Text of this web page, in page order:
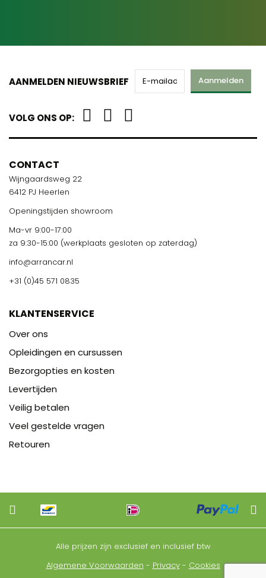
AANMELDEN NIEUWSBRIEF Aanmelden
VOLG ONS OP:
CONTACT
Wijngaardsweg 22
6412 PJ Heerlen
Openingstijden showroom
Ma-vr 9:00-17:00
za 9:30-15:00 (werkplaats gesloten op zaterdag)
info@arrancar.nl
+31 (0)45 571 0835
KLANTENSERVICE
Over ons
Opleidingen en cursussen
Bezorgopties en kosten
Levertijden
Veilig betalen
Veel gestelde vragen
Retouren
Alle prijzen zijn exclusief en inclusief btw
Algemene Voorwaarden - Privacy- Cookies